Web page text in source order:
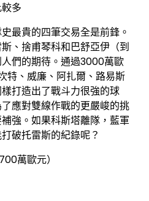
多
貴的四筆交易全是前鋒。
、捨甫琴科和巴舒亞伊（到
們的期待。通過3000萬歐
特、威廉、阿扎爾、路易斯
打造出了戰斗力很強的球
應對雙線作戰的更嚴峻的挑
強。如果科斯塔離隊，藍軍
破托雷斯的紀錄呢？
萬歐元）